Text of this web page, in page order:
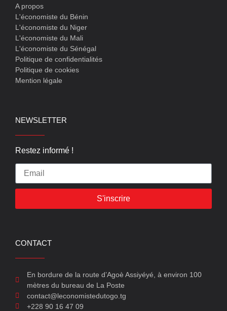
A propos
L'économiste du Bénin
L'économiste du Niger
L'économiste du Mali
L'économiste du Sénégal
Politique de confidentialités
Politique de cookies
Mention légale
NEWSLETTER
Restez informé !
S'inscrire
CONTACT
En bordure de la route d’Agoè Assiyéyé, à environ 100
mètres du bureau de La Poste
contact@leconomistedutogo.tg
+228 90 16 47 09